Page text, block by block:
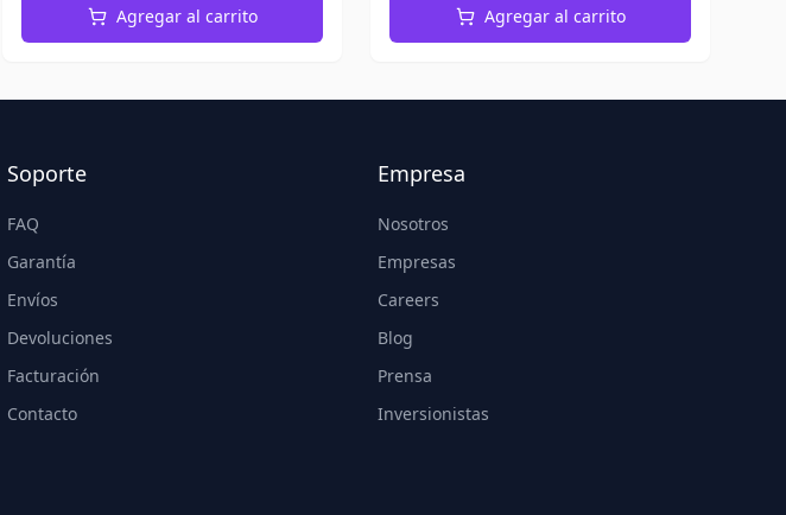
Agregar al carrito Agregar al carrito
Soporte
FAQ
Garantía
Envíos
Devoluciones
Facturación
Contacto
Empresa
Nosotros
Empresas
Careers
Blog
Prensa
Inversionistas